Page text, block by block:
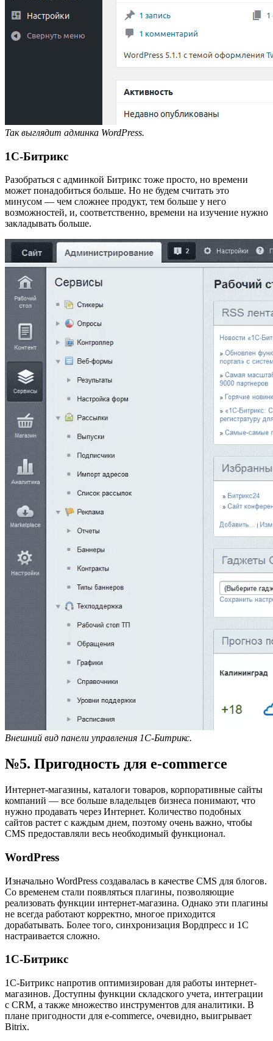
Так выглядит админка WordPress.
1С-Битрикс
Разобраться с админкой Битрикс тоже просто, но времени
может понадобиться больше. Но не будем считать это
минусом — чем сложнее продукт, тем больше у него
возможностей, и, соответственно, времени на изучение нужно
закладывать больше.
Внешний вид панели управления 1С-Битрикс.
№5. Пригодность для e-commerce
Интернет-магазины, каталоги товаров, корпоративные сайты
компаний — все больше владельцев бизнеса понимают, что
нужно продавать через Интернет. Количество подобных
сайтов растет с каждым днем, поэтому очень важно, чтобы
CMS предоставляли весь необходимый функционал.
WordPress
Изначально WordPress создавалась в качестве CMS для блогов.
Со временем стали появляться плагины, позволяющие
реализовать функции интернет-магазина. Однако эти плагины
не всегда работают корректно, многое приходится
дорабатывать. Более того, синхронизация Вордпресс и 1С
настраивается сложно.
1С-Битрикс
1С-Битрикс напротив оптимизирован для работы интернет-
магазинов. Доступны функции складского учета, интеграции
с CRM, а также множество инструментов для аналитики. В
плане пригодности для e-commerce, очевидно, выигрывает
Bitrix.